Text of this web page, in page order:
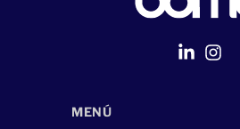
MENÚ
Página Web